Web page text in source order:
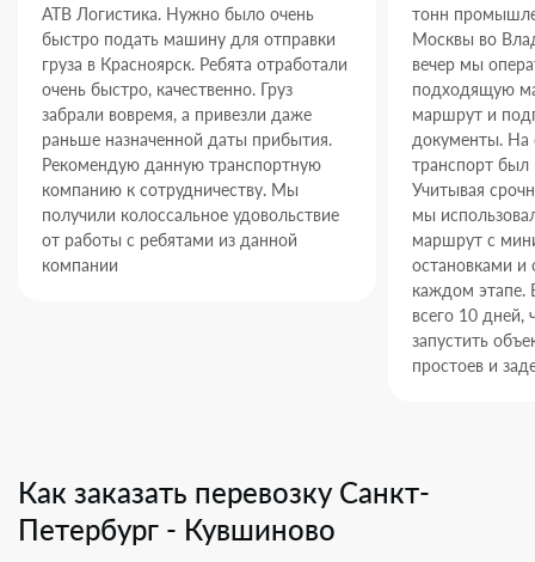
АТВ Логистика. Нужно было очень
быстро подать машину для отправки
груза в Красноярск. Ребята отработали
очень быстро, качественно. Груз
забрали вовремя, а привезли даже
раньше назначенной даты прибытия.
Рекомендую данную транспортную
компанию к сотрудничеству. Мы
получили колоссальное удовольствие
от работы с ребятами из данной
компании
тонн
Москвы во
вечер мы
подходящую
маршрут и
документы. На
транспорт был
Учитывая
мы
маршрут с
остановками и
каждом этапе.
всего 10 дней,
запустить
простоев и
Как заказать перевозку Санкт-
Петербург - Кувшиново